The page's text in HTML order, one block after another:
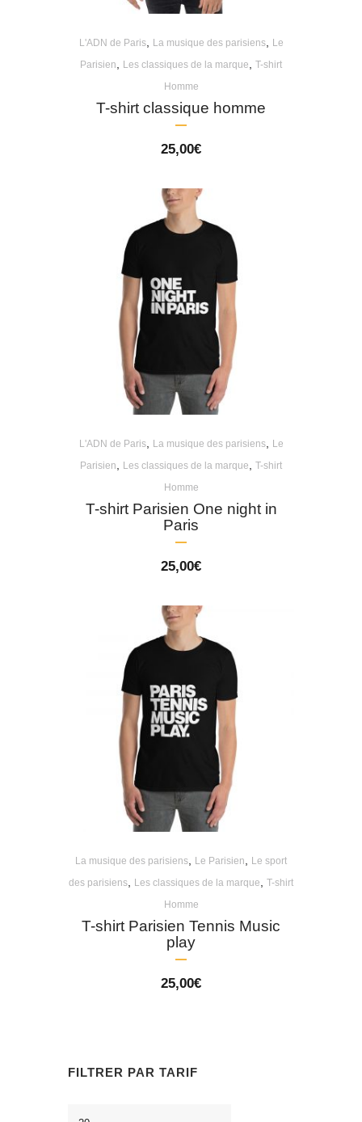
L'ADN de Paris, La musique des parisiens,
Le
Parisien
Les classiques de la marque
T-shirt
Homme
T-shirt classique homme
25,00€
L'ADN de Paris, La musique des parisiens,
Le
Parisien
Les classiques de la marque
T-shirt
Homme
T-shirt Parisien One night in
Paris
25,00€
La musique des parisiens Le Parisien
Le sport
des parisiens
Les classiques de la marque
T-shirt
Homme
T-shirt Parisien Tennis Music
play
25,00€
FILTRER PAR TARIF